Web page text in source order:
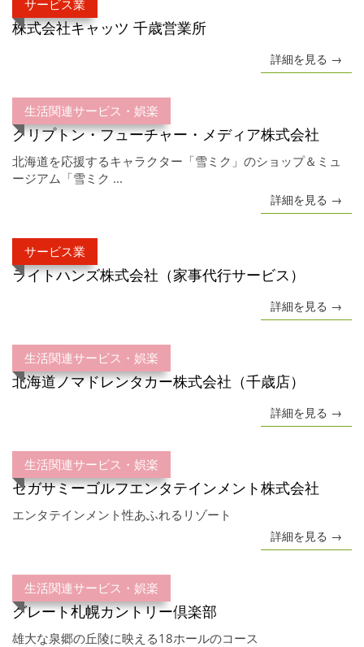
サービス業
株式会社キャッツ 千歳営業所
詳細を見る →
生活関連サービス・娯楽
クリプトン・フューチャー・メディア株式会社
北海道を応援するキャラクター「雪ミク」のショップ＆ミュ
ージアム「雪ミク ...
詳細を見る →
サービス業
ライトハンズ株式会社（家事代行サービス）
詳細を見る →
生活関連サービス・娯楽
北海道ノマドレンタカー株式会社（千歳店）
詳細を見る →
生活関連サービス・娯楽
セガサミーゴルフエンタテインメント株式会社
エンタテインメント性あふれるリゾート
詳細を見る →
生活関連サービス・娯楽
グレート札幌カントリー倶楽部
雄大な泉郷の丘陵に映える18ホールのコース